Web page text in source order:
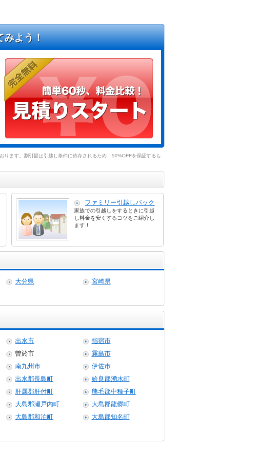
みよう！
ます。割引額は引越し条件に依存されるため、50%OFFを保証するも
ファミリー引越しパック
家族での引越しをするときに引越
し料金を安くするコツをご紹介し
ます！
大分県
宮崎県
出水市
指宿市
曽於市
霧島市
南九州市
伊佐市
出水郡長島町
姶良郡湧水町
肝属郡肝付町
熊毛郡中種子町
大島郡瀬戸内町
大島郡龍郷町
大島郡和泊町
大島郡知名町